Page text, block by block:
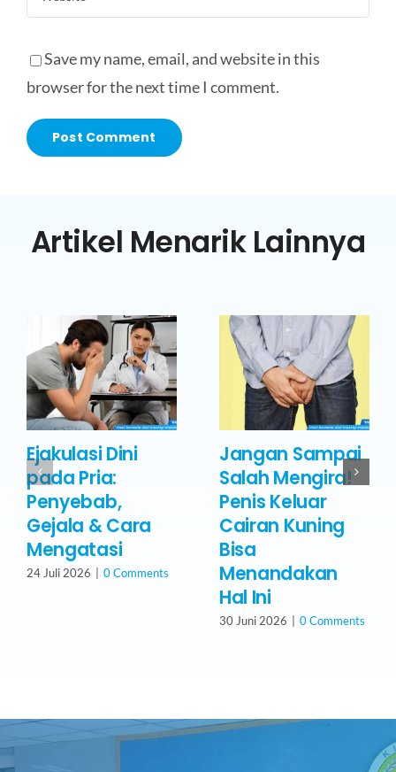
Save my name, email, and website in this
browser for the next time I comment.
Artikel Menarik Lainnya
Ejakulasi Dini
pada Pria:
Penyebab,
Gejala & Cara
Mengatasi
24 Juli 2026 | 0 Comments
Jangan Sampai
Salah Mengira!
Penis Keluar
Cairan Kuning
Bisa
Menandakan
Hal Ini
30 Juni 2026 | 0 Comments